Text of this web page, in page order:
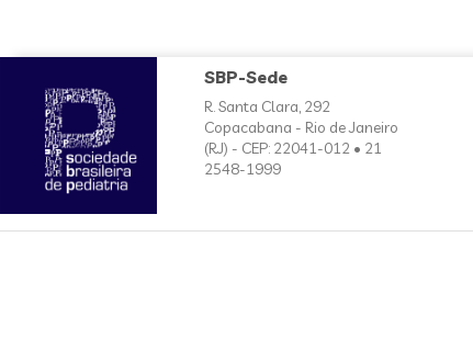
SBP-Sede
R. Santa Clara, 292
Copacabana - Rio de Janeiro
(RJ) - CEP: 22041-012 • 21
2548-1999